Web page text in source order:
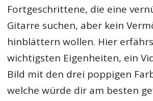
Fortgeschrittene, die eine
Gitarre suchen, aber kein
hinblättern wollen. Hier
wichtigsten Eigenheiten, ein
Bild mit den drei poppigen
welche würde dir am besten